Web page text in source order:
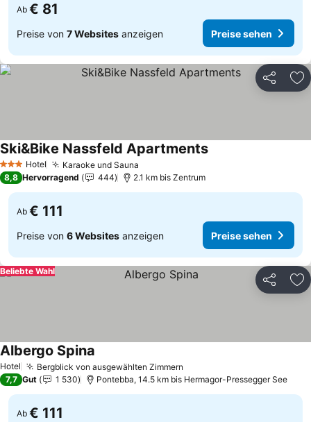
Ab € 81
Preise von 7 Websites anzeigen Preise sehen
Teilen
3 SterneHotel Karaoke und Sauna
Ski&Bike Nassfeld ApartmentsPreise sehen
8,8 Hervorragend 444 2.1 km bis Zentrum
Ab € 111
Preise von 6 Websites anzeigen Preise sehen
Teilen
Beliebte Wahl
Hotel Bergblick von ausgewählten Zimmern
Albergo Spina
7,7 Gut 1 530 Pontebba, 14.5 km bis Hermagor-Pressegger See
Ab € 111